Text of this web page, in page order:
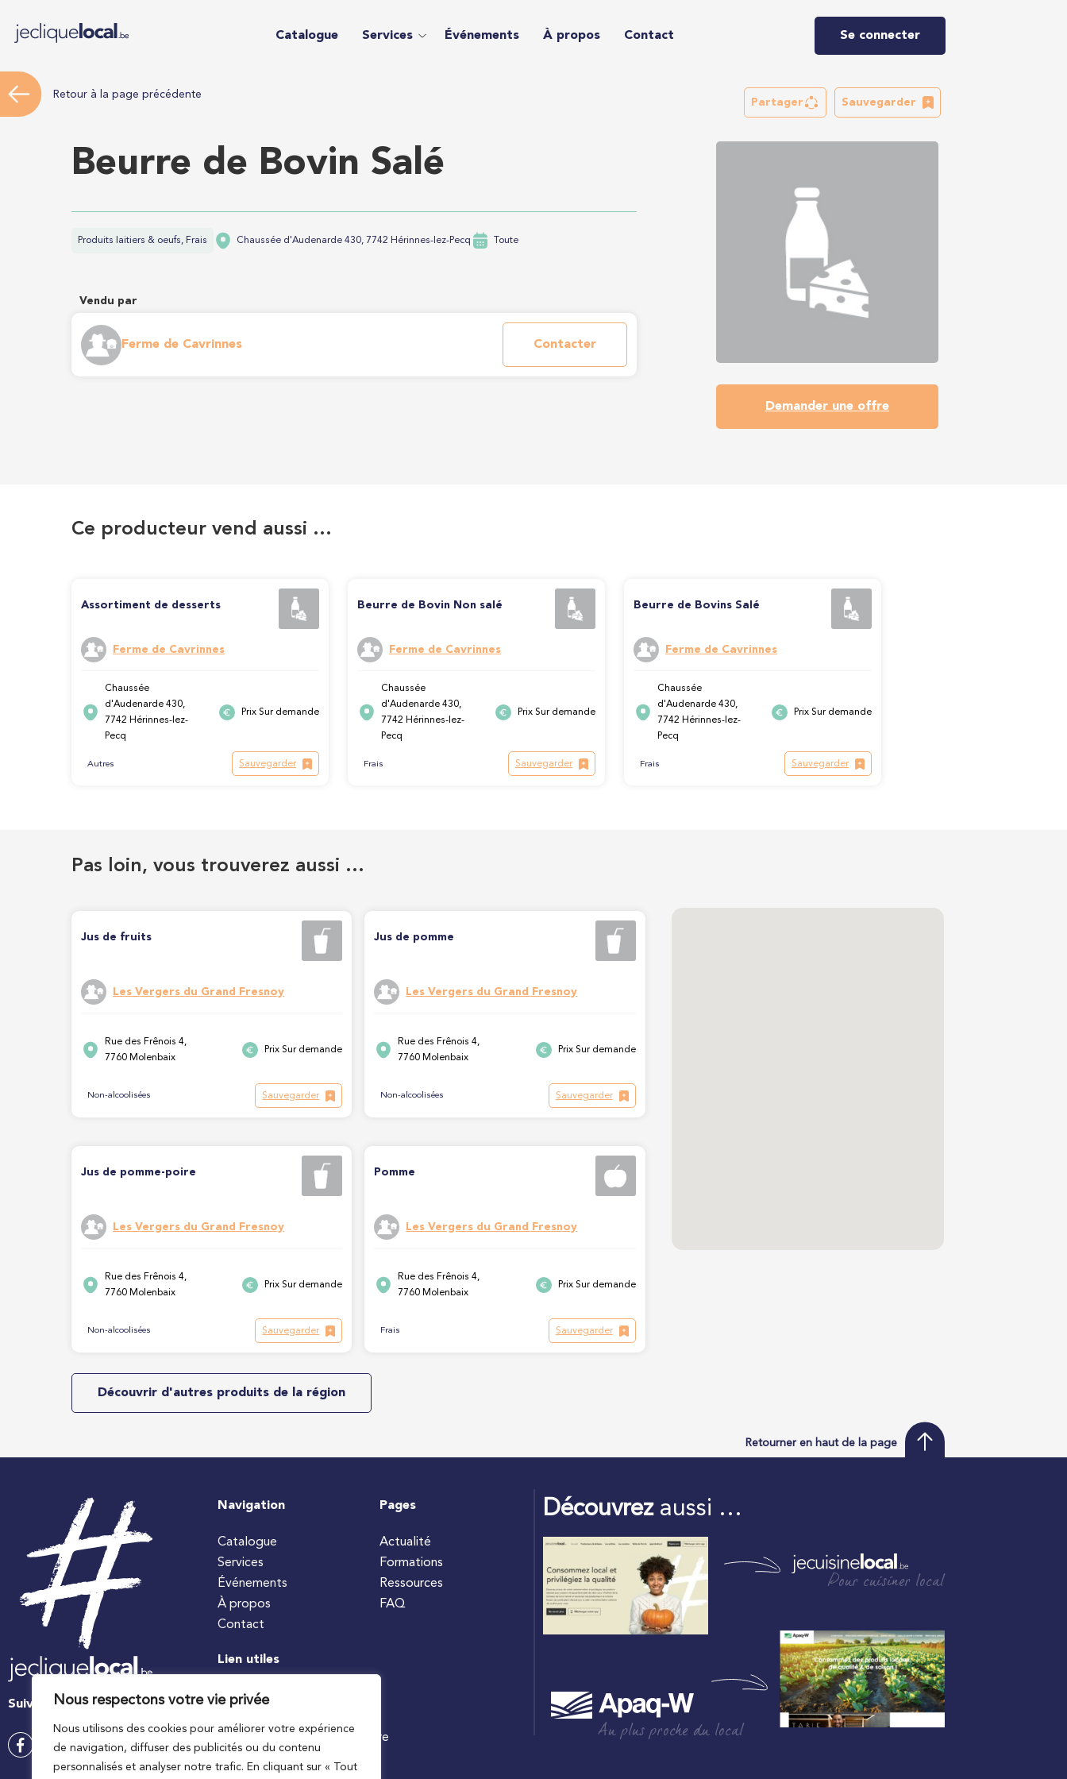
Nous respectons votre vie privée
Nous utilisons des cookies pour améliorer votre expérience
de navigation, diffuser des publicités ou du contenu
personnalisés et analyser notre trafic. En cliquant sur « Tout
Catalogue Services Événements À propos Contact Se connecter
Retour à la page précédente
Partager Sauvegarder
Beurre de Bovin Salé
Produits laitiers & oeufs, Frais Chaussée d'Audenarde 430, 7742 Hérinnes-lez-Pecq Toute
Vendu par
Ferme de Cavrinnes Contacter
Demander une offre
Ce producteur vend aussi …
Assortiment de desserts
Ferme de Cavrinnes
Chaussée
d'Audenarde 430,
7742 Hérinnes-lez-
Pecq
Prix Sur demande
Autres Sauvegarder
Beurre de Bovin Non salé
Ferme de Cavrinnes
Chaussée
d'Audenarde 430,
7742 Hérinnes-lez-
Pecq
Prix Sur demande
Frais Sauvegarder
Beurre de Bovins Salé
Ferme de Cavrinnes
Chaussée
d'Audenarde 430,
7742 Hérinnes-lez-
Pecq
Prix Sur demande
Frais Sauvegarder
Pas loin, vous trouverez aussi …
Jus de fruits
Les Vergers du Grand Fresnoy
Rue des Frênois 4,
7760 Molenbaix
Prix Sur demande
Non-alcoolisées Sauvegarder
Jus de pomme
Les Vergers du Grand Fresnoy
Rue des Frênois 4,
7760 Molenbaix
Prix Sur demande
Non-alcoolisées Sauvegarder
Jus de pomme-poire
Les Vergers du Grand Fresnoy
Rue des Frênois 4,
7760 Molenbaix
Prix Sur demande
Non-alcoolisées Sauvegarder
Pomme
Les Vergers du Grand Fresnoy
Rue des Frênois 4,
7760 Molenbaix
Prix Sur demande
Frais Sauvegarder
Découvrir d'autres produits de la région
Retourner en haut de la page
Suivez-nous
Navigation
Catalogue
Services
Événements
À propos
Contact
Pages
Actualité
Formations
Ressources
FAQ
Lien utiles
#jecuisinelocal
Ministre wallon de l’agriculture
Découvrezaussi …
Pour cuisiner local
Au plus proche du local